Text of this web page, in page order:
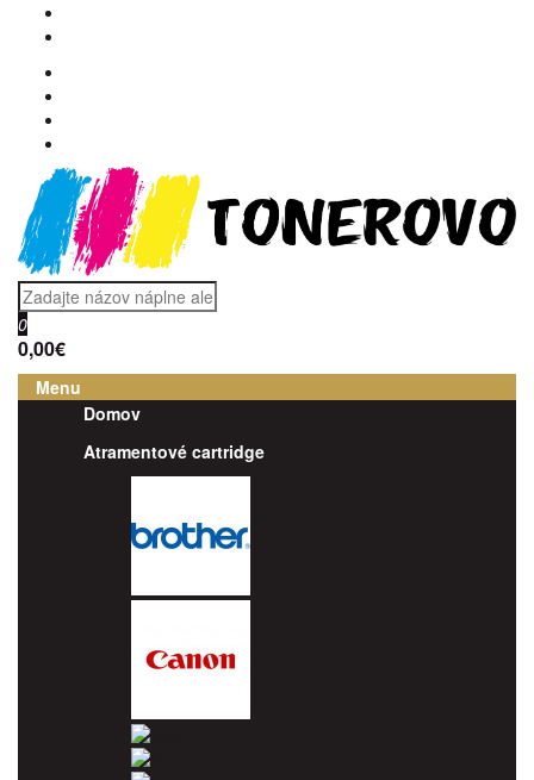
0
0,00€
Menu
Domov
Atramentové cartridge